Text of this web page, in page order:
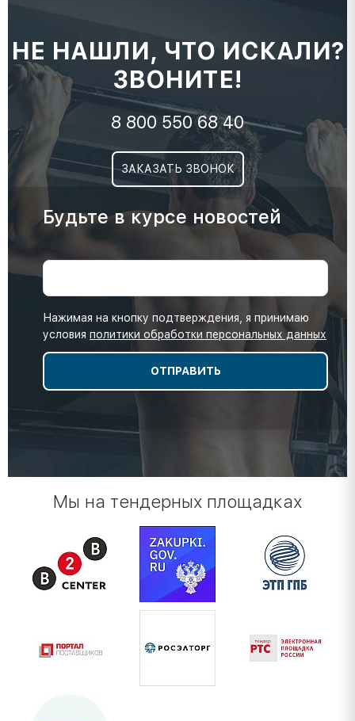
НЕ НАШЛИ, ЧТО ИСКАЛИ?
ЗВОНИТЕ!
8 800 550 68 40
ЗАКАЗАТЬ ЗВОНОК
Будьте в курсе новостей
Нажимая на кнопку подтверждения, я принимаю
условия политики обработки персональных данных
Мы на тендерных площадках